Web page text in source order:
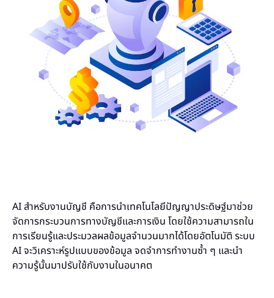
AI สำหรับงานบัญชี คือการนำเทคโนโลยีปัญญาประดิษฐ์มาช่วย
จัดการกระบวนการทางบัญชีและการเงิน โดยใช้ความสามารถใน
การเรียนรู้และประมวลผลข้อมูลจำนวนมากได้โดยอัตโนมัติ ระบบ
AI จะวิเคราะห์รูปแบบของข้อมูล จดจำการทำงานซ้ำ ๆ และนำ
ความรู้นั้นมาปรับใช้กับงานในอนาคต